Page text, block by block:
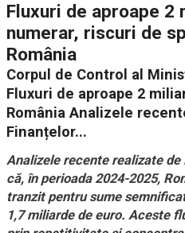
Fluxuri de aproape 2
numerar, riscuri de
România
Corpul de Control al
Fluxuri de aproape 2
România Analizele
Finanțelor...
Analizele recente realizate
că, în perioada 2024-2025,
tranzit pentru sume
1,7 miliarde de euro. Aceste